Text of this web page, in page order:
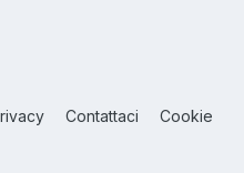
Contattaci Cookie